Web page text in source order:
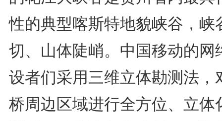
性的典型喀斯特地貌峡谷，峡
切、山体陡峭。中国移动的网
设者们采用三维立体勘测法，
桥周边区域进行全方位、立体